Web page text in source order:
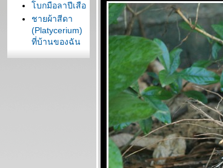
บกมือลาปีเสือ
ชายผ้าสีดา
(Platycerium)
ที่บ้านของฉัน